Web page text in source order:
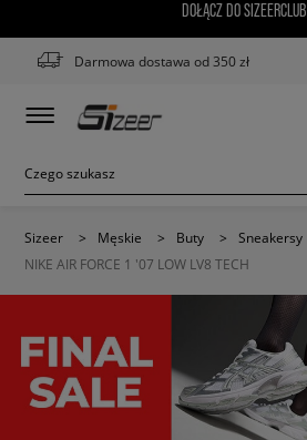
DOŁĄCZ DO SIZEERCLUB
Darmowa dostawa od 350 zł
Sizeer > Męskie > Buty > Sneakersy
NIKE AIR FORCE 1 '07 LOW LV8 TECH